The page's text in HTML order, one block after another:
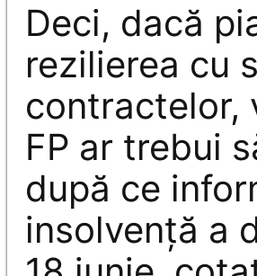
Deci, dacă
rezilierea cu
contractelor,
FP ar trebui
după ce
insolvenţă a